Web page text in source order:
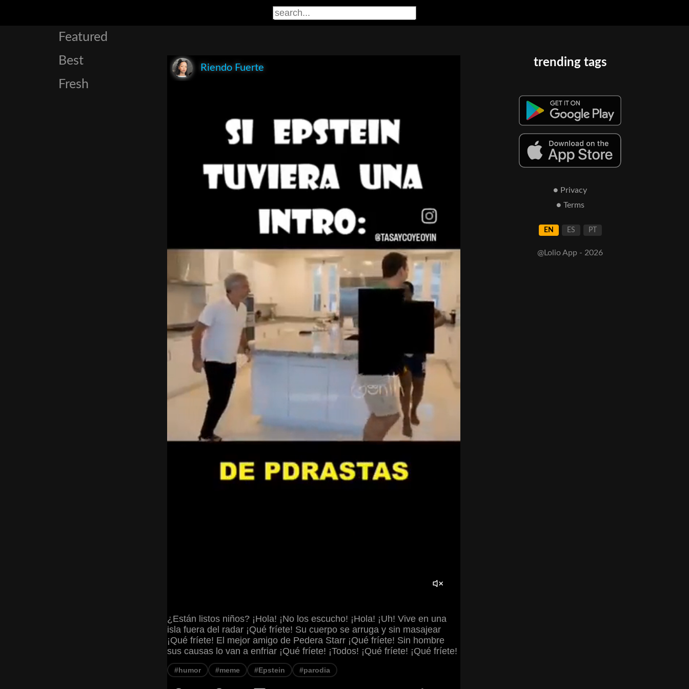
Featured
Best
Fresh
Riendo Fuerte
¿Están listos niños? ¡Hola! ¡No los escucho! ¡Hola! ¡Uh! Vive en una
isla fuera del radar ¡Qué fríete! Su cuerpo se arruga y sin masajear
¡Qué fríete! El mejor amigo de Pedera Starr ¡Qué fríete! Sin hombre
sus causas lo van a enfriar ¡Qué fríete! ¡Todos! ¡Qué fríete! ¡Qué fríete!
#humor #meme #Epstein #parodia
trending tags
● Privacy
● Terms
EN ES PT
@Lolio App - 2026